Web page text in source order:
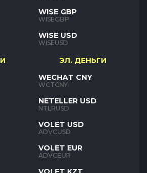
WISE GBP
WISEGBP
WISE USD
WISEUSD
ЭЛ. ДЕНЬГИ
WECHAT CNY
WCTCNY
NETELLER USD
NTLRUSD
VOLET USD
ADVCUSD
VOLET EUR
ADVCEUR